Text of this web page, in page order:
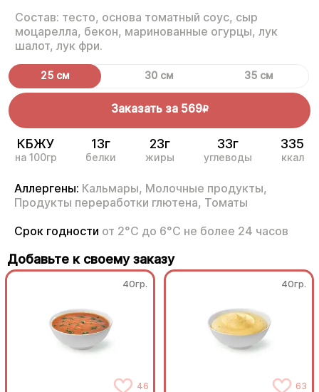
Состав: тесто, основа томатный соус, сыр
моцарелла, бекон, маринованные огурцы, лук
шалот, лук фри.
25 см 30 см 35 см
Заказать за 569R
КБЖУ
на 100гр
13г
белки
23г
жиры
33г
углеводы
335
ккал
Аллергены: Кальмары, Молочные продукты,
Продукты переработки глютена, Томаты
Срок годности от 2°С до 6°С не более 24 часов
Добавьте к своему заказу
40гр.
46
40гр.
63